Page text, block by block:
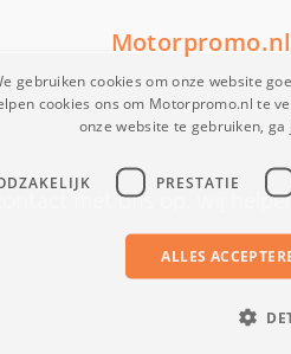
met ons op, wij
gebruiken cookies om onze website
cookies ons om Motorpromo.nl te
onze website te gebruiken,
PRESTATIE
ALLES